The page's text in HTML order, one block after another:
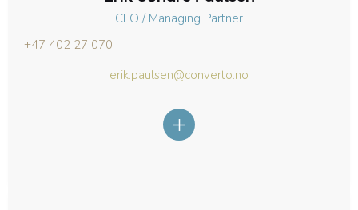
CEO / Managing Partner
+47 402 27 070
erik.paulsen@converto.no